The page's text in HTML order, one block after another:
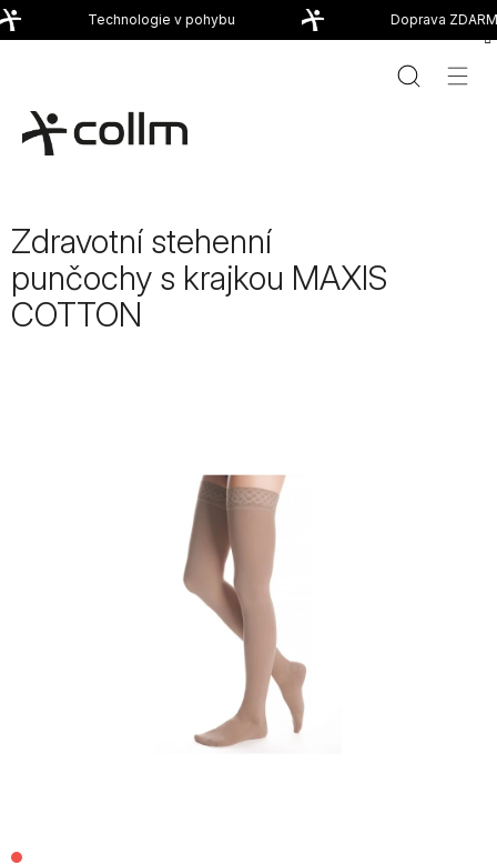
Přejít
na
Technologie v pohybu Doprava
Zdravotní stehenní
punčochy s krajkou MAXIS
COTTON